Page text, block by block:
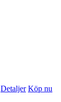
Detaljer Köp nu